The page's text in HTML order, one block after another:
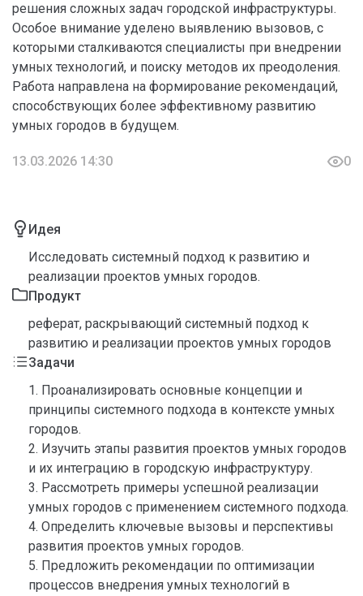
решения сложных задач городской инфраструктуры.
Особое внимание уделено выявлению вызовов, с
которыми сталкиваются специалисты при внедрении
умных технологий, и поиску методов их преодоления.
Работа направлена на формирование рекомендаций,
способствующих более эффективному развитию
умных городов в будущем.
13.03.2026 14:30 0
Идея
Исследовать системный подход к развитию и
реализации проектов умных городов.
Продукт
реферат, раскрывающий системный подход к
развитию и реализации проектов умных городов
Задачи
1. Проанализировать основные концепции и
принципы системного подхода в контексте умных
городов.
2. Изучить этапы развития проектов умных городов
и их интеграцию в городскую инфраструктуру.
3. Рассмотреть примеры успешной реализации
умных городов с применением системного подхода.
4. Определить ключевые вызовы и перспективы
развития проектов умных городов.
5. Предложить рекомендации по оптимизации
процессов внедрения умных технологий в